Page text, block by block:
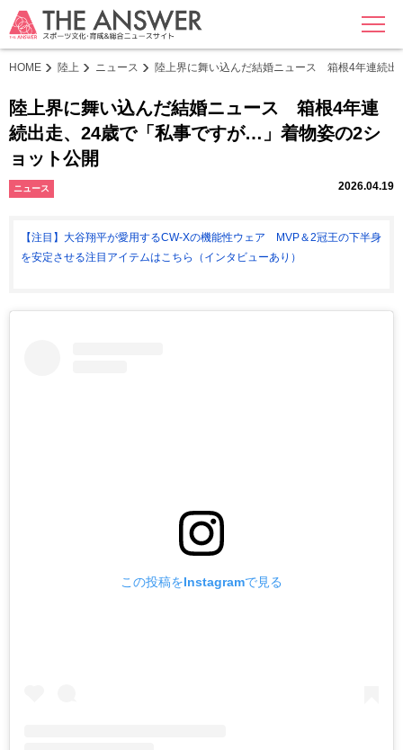
MENU
HOME 陸上 ニュース 陸上界に舞い込んだ結婚ニュース 箱根4年連続
陸上界に舞い込んだ結婚ニュース 箱根4年連
続出走、24歳で「私事ですが…」着物姿の2シ
ョット公開
ニュース 2026.04.19
【注目】大谷翔平が愛用するCW-Xの機能性ウェア MVP＆2冠王の下半身
を安定させる注目アイテムはこちら（インタビューあり）
この投稿をInstagramで見る